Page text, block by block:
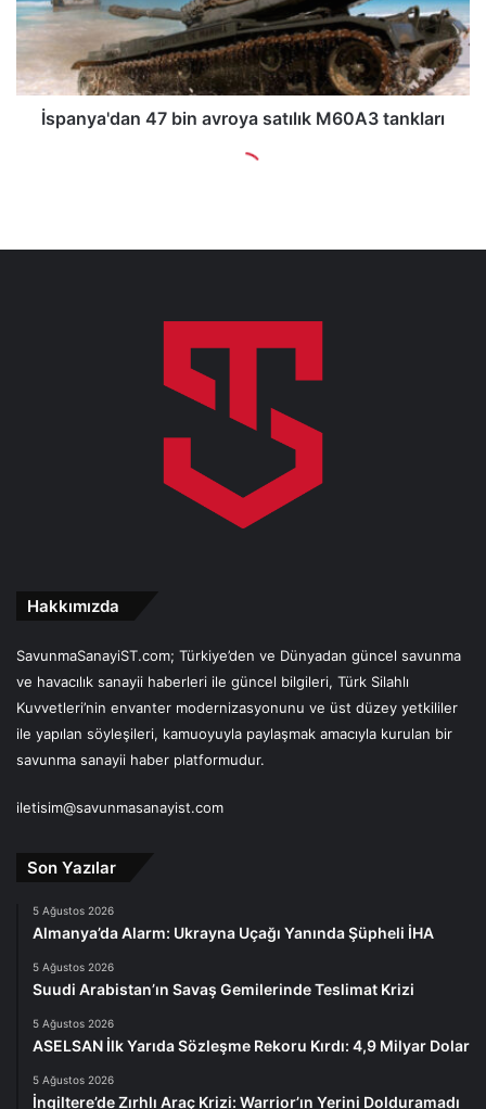
Hakkımızda
SavunmaSanayiST.com; Türkiye’den ve Dünyadan güncel savunma
ve havacılık sanayii haberleri ile güncel bilgileri, Türk Silahlı
Kuvvetleri’nin envanter modernizasyonunu ve üst düzey yetkililer
ile yapılan söyleşileri, kamuoyuyla paylaşmak amacıyla kurulan bir
savunma sanayii haber platformudur.
iletisim@savunmasanayist.com
Son Yazılar
5 Ağustos 2026
Almanya’da Alarm: Ukrayna Uçağı Yanında Şüpheli İHA
5 Ağustos 2026
Suudi Arabistan’ın Savaş Gemilerinde Teslimat Krizi
5 Ağustos 2026
ASELSAN İlk Yarıda Sözleşme Rekoru Kırdı: 4,9 Milyar Dolar
5 Ağustos 2026
İngiltere’de Zırhlı Araç Krizi: Warrior’ın Yerini Dolduramadı